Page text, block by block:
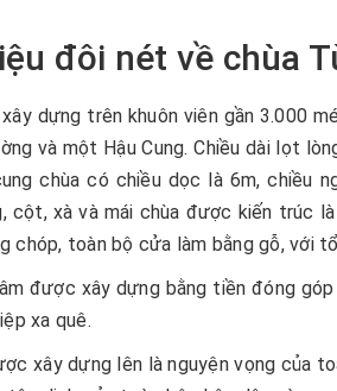
đôi nét về chùa
dựng trên khuôn viên gần 3.000
và một Hậu Cung. Chiều dài lọt
chùa có chiều dọc là 6m, chiều
cột, xà và mái chùa được kiến trúc
chóp, toàn bộ cửa làm bằng gỗ, với
được xây dựng bằng tiền đóng
xa quê.
xây dựng lên là nguyện vọng của